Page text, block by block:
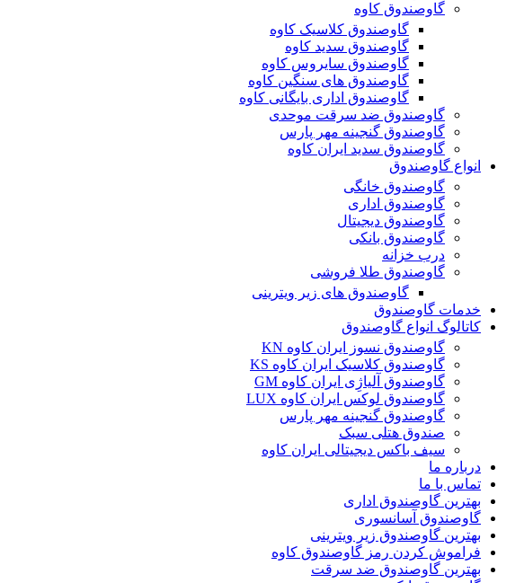
گاوصندوق کاوه
گاوصندوق کلاسیک کاوه
گاوصندوق سدید کاوه
گاوصندوق سایروس کاوه
گاوصندوق های سنگین کاوه
گاوصندوق اداری بایگانی کاوه
گاوصندوق ضد سرقت موحدی
گاوصندوق گنجینه مهر پارس
گاوصندوق سدید ایران کاوه
انواع گاوصندوق
گاوصندوق خانگی
گاوصندوق اداری
گاوصندوق دیجیتال
گاوصندوق بانکی
درب خزانه
گاوصندوق طلا فروشی
گاوصندوق های زیر ویترینی
خدمات گاوصندوق
کاتالوگ انواع گاوصندوق
گاوصندوق نسوز ایران کاوه KN
گاوصندوق کلاسیک ایران کاوه KS
گاوصندوق آلیاژِی ایران کاوه GM
گاوصندوق لوکس ایران کاوه LUX
گاوصندوق گنجینه مهر پارس
صندوق هتلی سبک
سیف باکس دیجیتالی ایران کاوه
درباره ما
تماس با ما
بهترین گاوصندوق اداری
گاوصندوق آسانسوری
بهترین گاوصندوق زیر ویترینی
فراموش کردن رمز گاوصندوق کاوه
بهترین گاوصندوق ضد سرقت